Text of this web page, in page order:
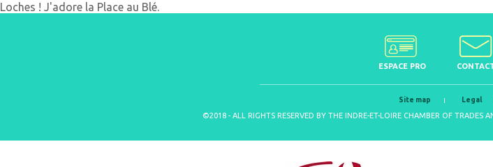
Loches ! J'adore la Place au Blé.
ESPACE PRO
Site map Legal
©2018 - ALL RIGHTS RESERVED BY THE INDRE-ET-LOIRE CHAMBER OF TRADES